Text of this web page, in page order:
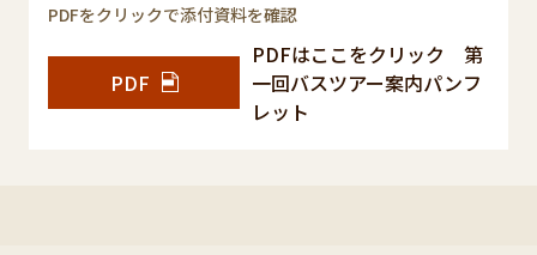
PDFをクリックで添付資料を確認
PDF
PDFはここをクリック 第
一回バスツアー案内パンフ
レット